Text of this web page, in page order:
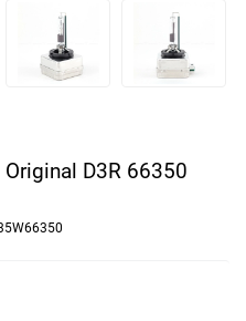
D3R 66350